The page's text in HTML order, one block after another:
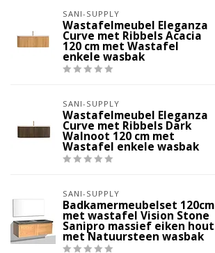
SANI-SUPPLY
Wastafelmeubel Eleganza
Curve met Ribbels Acacia
120 cm met Wastafel
enkele wasbak
SANI-SUPPLY
Wastafelmeubel Eleganza
Curve met Ribbels Dark
Walnoot 120 cm met
Wastafel enkele wasbak
SANI-SUPPLY
Badkamermeubelset 120cm
met wastafel Vision Stone
Sanipro massief eiken hout
met Natuursteen wasbak